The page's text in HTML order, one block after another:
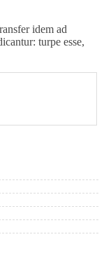
idem ad
turpe esse,